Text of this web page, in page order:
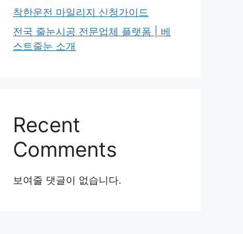
착한운전 마일리지 신청가이드
전국 줄눈시공 전문업체 플랫폼 | 베
스트줄눈 소개
Recent
Comments
보여줄 댓글이 없습니다.